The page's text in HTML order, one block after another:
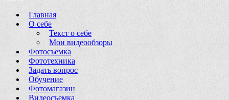
Главная
О себе
Текст о себе
Мои видеообзоры
Фотосъемка
Фототехника
Задать вопрос
Обучение
Фотомагазин
Видеосъемка